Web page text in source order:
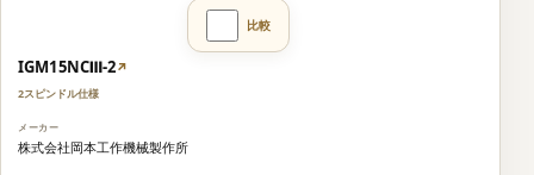
IGM15NCⅢ-2↗
2スピンドル仕様
株式会社岡本工作機械製作所